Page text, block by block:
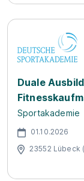
Duale
Sportakademie
01.10.2026
23552 Lübeck